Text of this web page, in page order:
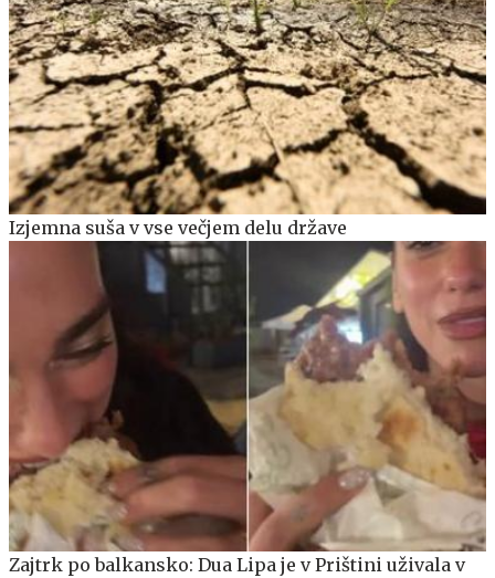
Izjemna suša v vse večjem delu države
Zajtrk po balkansko: Dua Lipa je v Prištini uživala v